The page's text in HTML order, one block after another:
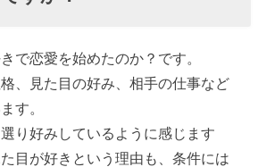
で恋愛を始めたのか？です。
、見た目の好み、相手の仕事など
す。
り好みしているように感じます
目が好きという理由も、条件には